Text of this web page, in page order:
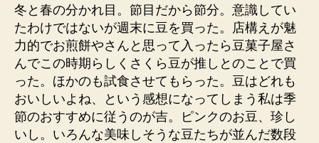
冬と春の分かれ目。節目だから節分。意識してい
たわけではないが週末に豆を買った。店構えが魅
力的でお煎餅やさんと思って入ったら豆菓子屋さ
んでこの時期らしくさくら豆が推しとのことで買
った。ほかのも試食させてもらった。豆はどれも
おいしいよね、という感想になってしまう私は季
節のおすすめに従うのが吉。ピンクのお豆、珍し
いし。いろんな美味しそうな豆たちが並んだ数段